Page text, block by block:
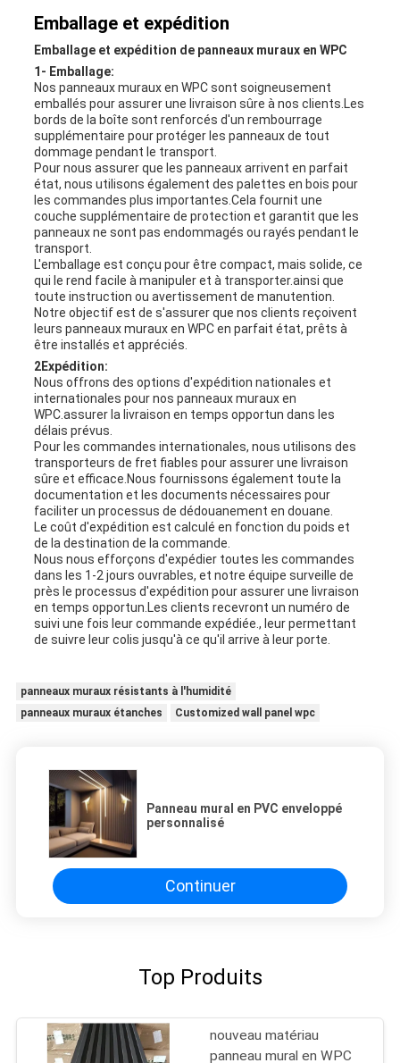
Emballage et expédition
Emballage et expédition de panneaux muraux en WPC
1- Emballage:
Nos panneaux muraux en WPC sont soigneusement
emballés pour assurer une livraison sûre à nos clients.Les
bords de la boîte sont renforcés d'un rembourrage
supplémentaire pour protéger les panneaux de tout
dommage pendant le transport.
Pour nous assurer que les panneaux arrivent en parfait
état, nous utilisons également des palettes en bois pour
les commandes plus importantes.Cela fournit une
couche supplémentaire de protection et garantit que les
panneaux ne sont pas endommagés ou rayés pendant le
transport.
L'emballage est conçu pour être compact, mais solide, ce
qui le rend facile à manipuler et à transporter.ainsi que
toute instruction ou avertissement de manutention.
Notre objectif est de s'assurer que nos clients reçoivent
leurs panneaux muraux en WPC en parfait état, prêts à
être installés et appréciés.
2Expédition:
Nous offrons des options d'expédition nationales et
internationales pour nos panneaux muraux en
WPC.assurer la livraison en temps opportun dans les
délais prévus.
Pour les commandes internationales, nous utilisons des
transporteurs de fret fiables pour assurer une livraison
sûre et efficace.Nous fournissons également toute la
documentation et les documents nécessaires pour
faciliter un processus de dédouanement en douane.
Le coût d'expédition est calculé en fonction du poids et
de la destination de la commande.
Nous nous efforçons d'expédier toutes les commandes
dans les 1-2 jours ouvrables, et notre équipe surveille de
près le processus d'expédition pour assurer une livraison
en temps opportun.Les clients recevront un numéro de
suivi une fois leur commande expédiée., leur permettant
de suivre leur colis jusqu'à ce qu'il arrive à leur porte.
panneaux muraux résistants à l'humidité
panneaux muraux étanches
Customized wall panel wpc
Panneau mural en PVC enveloppé
personnalisé
Continuer
Top Produits
nouveau matériau
panneau mural en WPC